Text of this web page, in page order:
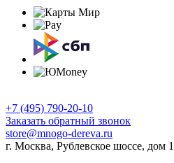
+7 (495) 790-20-10
Заказать обратный звонок
store@mnogo-dereva.ru
г. Москва, Рублевское шоссе, дом